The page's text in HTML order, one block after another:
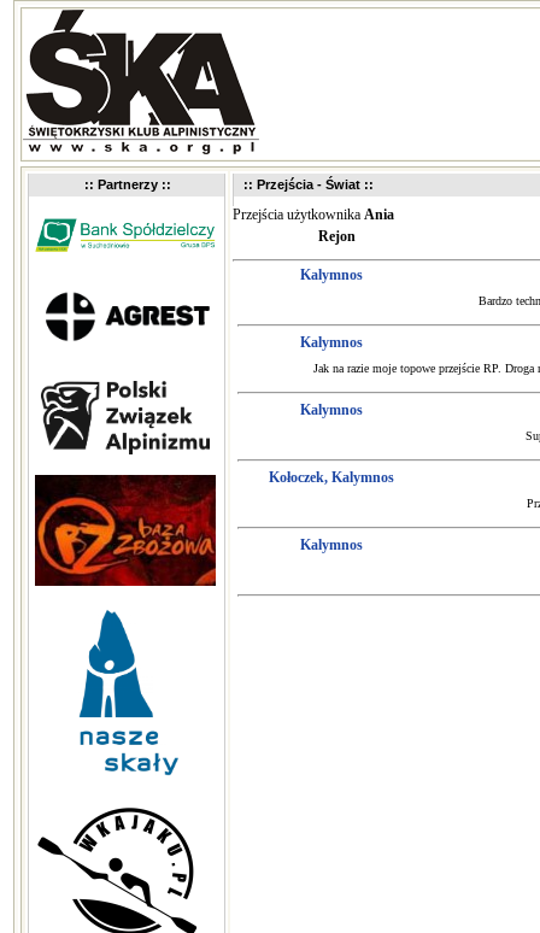
:: Partnerzy :: :: Przejścia - Świat ::
Przejścia użytkownika Ania
Rejon
Kalymnos
Bardzo
Kalymnos
Jak na razie moje topowe przejście RP.
Kalymnos
Kołoczek, Kalymnos
Kalymnos